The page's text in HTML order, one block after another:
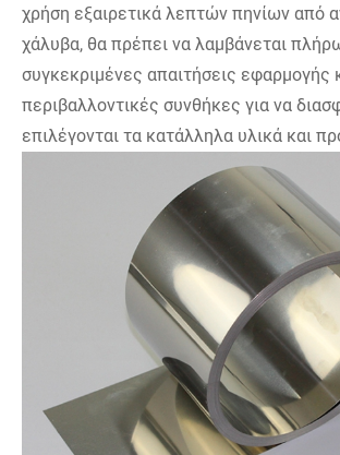
χρήση εξαιρετικά λεπτών πηνίων από
χάλυβα, θα πρέπει να λαμβάνεται
συγκεκριμένες απαιτήσεις εφαρμογής
περιβαλλοντικές συνθήκες για να
επιλέγονται τα κατάλληλα υλικά και